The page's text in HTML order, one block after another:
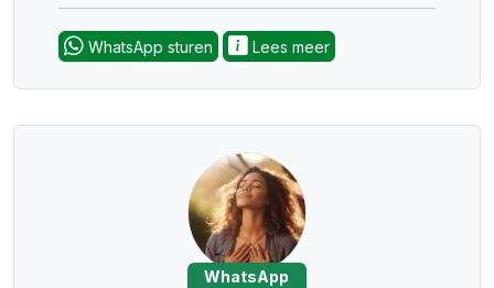
WhatsApp sturen Lees meer
WhatsApp